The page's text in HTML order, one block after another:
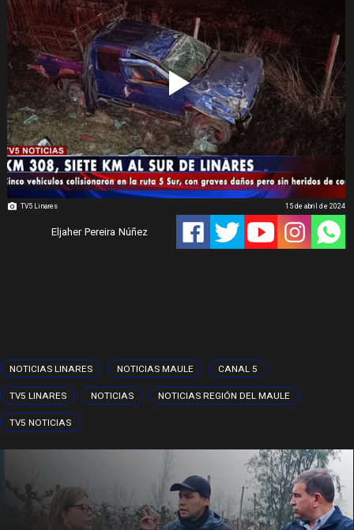
TV5 Linares
Eljaher Pereira Núñez
15 de abril de 2024
NOTICIAS LINARES NOTICIAS MAULE CANAL 5
TV5 LINARES NOTICIAS NOTICIAS REGIÓN DEL MAULE
TV5 NOTICIAS